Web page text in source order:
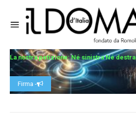
La nostra petizione: Né sinistra Né destra
Firma -